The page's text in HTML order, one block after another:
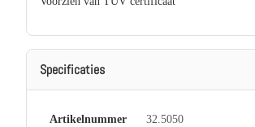
Specificaties
Artikelnummer 32.5050